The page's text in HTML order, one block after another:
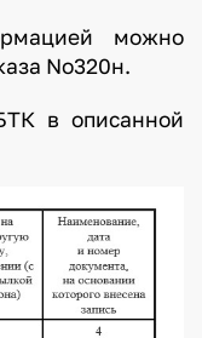
можно
No320н.
в описанной